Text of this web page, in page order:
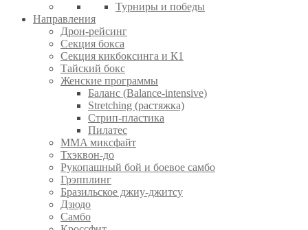
Турниры и победы
Направления
Дрон-рейсинг
Секция бокса
Секция кикбоксинга и К1
Тайский бокс
Женские программы
Баланс (Balance-intensive)
Stretching (растяжка)
Стрип-пластика
Пилатес
MMA миксфайт
Тхэквон-до
Рукопашный бой и боевое самбо
Грэпплинг
Бразильское джиу-джитсу
Дзюдо
Самбо